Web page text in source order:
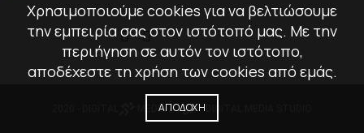
MEDIA// DIGITAL MEDIA STUDIO
Χρησιμοποιούμε cookies για να βελτιώσουμε
την εμπειρία σας στον ιστότοπό μας. Με την
περιήγηση σε αυτόν τον ιστότοπο,
αποδέχεστε τη χρήση των cookies από εμάς.
ΑΠΟΔΟΧΉ